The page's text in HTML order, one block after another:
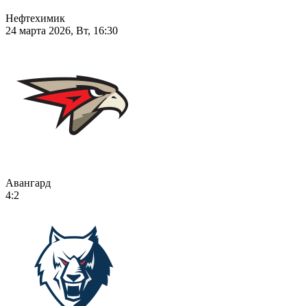
Нефтехимик
24 марта 2026, Вт, 16:30
Авангард
4:2